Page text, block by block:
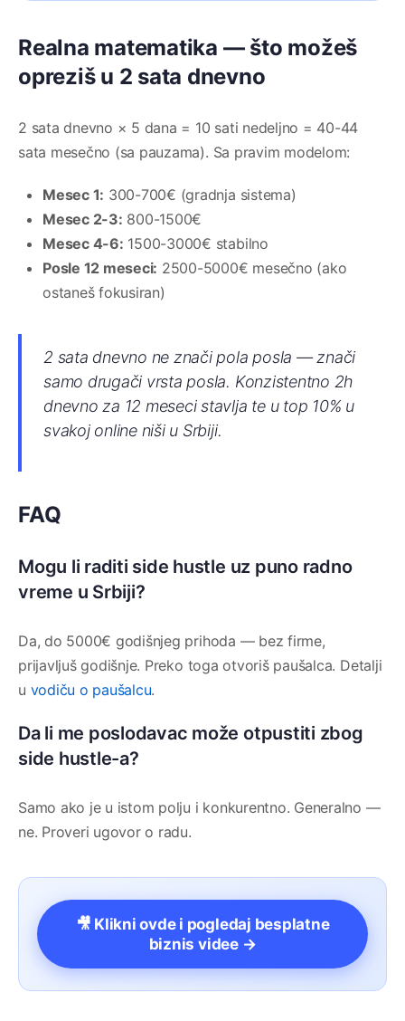
Realna matematika — što možeš
opreziš u 2 sata dnevno
2 sata dnevno × 5 dana = 10 sati nedeljno = 40-44
sata mesečno (sa pauzama). Sa pravim modelom:
Mesec 1: 300-700€ (gradnja sistema)
Mesec 2-3: 800-1500€
Mesec 4-6: 1500-3000€ stabilno
Posle 12 meseci: 2500-5000€ mesečno (ako
ostaneš fokusiran)
2 sata dnevno ne znači pola posla — znači
samo drugači vrsta posla. Konzistentno 2h
dnevno za 12 meseci stavlja te u top 10% u
svakoj online niši u Srbiji.
FAQ
Mogu li raditi side hustle uz puno radno
vreme u Srbiji?
Da, do 5000€ godišnjeg prihoda — bez firme,
prijavljuš godišnje. Preko toga otvoriš paušalca. Detalji
u vodiču o paušalcu.
Da li me poslodavac može otpustiti zbog
side hustle-a?
Samo ako je u istom polju i konkurentno. Generalno —
ne. Proveri ugovor o radu.
🎥 Klikni ovde i pogledaj besplatne
biznis videe →